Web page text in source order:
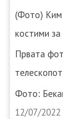
(Фото) Ким
костими
Првата
телескопот
Фото:
12/07/2022